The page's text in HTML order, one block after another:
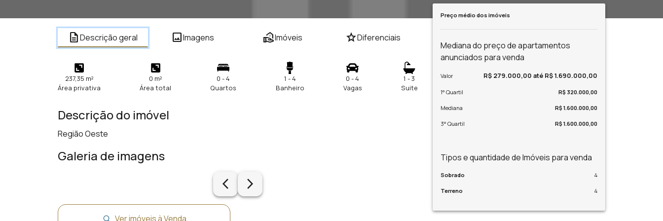
descriptionDescrição geral imageImagens real_estate_agentImóveis starDiferenciais
237,35 m²
Área privativa
0 m²
Área total
0 - 4
Quartos
1 - 4
Banheiro
0 - 4
Vagas
1 - 3
Suite
Descrição do imóvel
Região Oeste
Galeria de imagens
arrow_back_ios_new arrow_forward_ios
Ver imóveis à Venda
Preço médio dos imóveis
Mediana do preço de apartamentos
anunciados para venda
Valor R$ 279.000,00 até R$ 1.690.000,00
1° Quartil R$ 320.000,00
Mediana R$ 1.600.000,00
3° Quartil R$ 1.600.000,00
Tipos e quantidade de Imóveis para venda
Sobrado 4
Terreno 4